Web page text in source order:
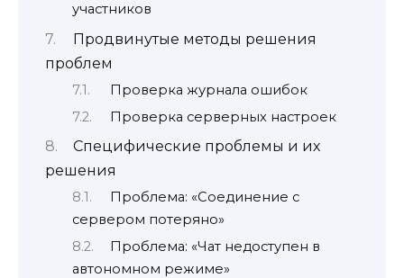
участников
Продвинутые методы решения
проблем
Проверка журнала ошибок
Проверка серверных настроек
Специфические проблемы и их
решения
Проблема: «Соединение с
сервером потеряно»
Проблема: «Чат недоступен в
автономном режиме»